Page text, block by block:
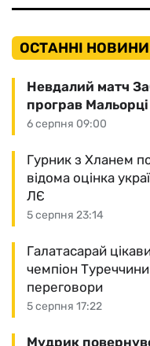
ОСТАННІ НОВИНИ
6 серпня 09:00
Невдалий матч
програв
5 серпня 23:14
Гурник з Хланем
відома оцінка
ЛЄ
5 серпня 17:22
Галатасарай
чемпіон
переговори
Мудрик